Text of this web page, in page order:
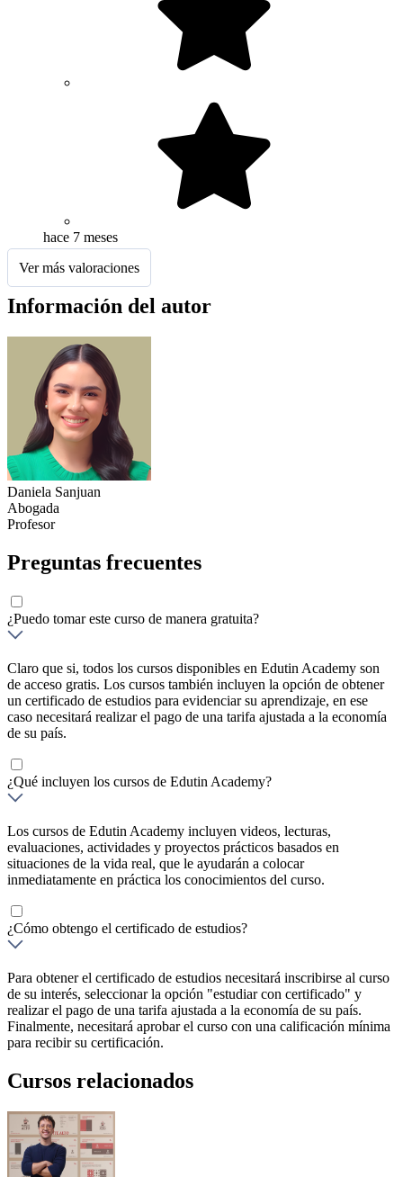
hace 7 meses
Ver más valoraciones
Información del autor
Daniela Sanjuan
Abogada
Profesor
Preguntas frecuentes
¿Puedo tomar este curso de manera gratuita?
Claro que si, todos los cursos disponibles en Edutin Academy son
de acceso gratis. Los cursos también incluyen la opción de obtener
un certificado de estudios para evidenciar su aprendizaje, en ese
caso necesitará realizar el pago de una tarifa ajustada a la economía
de su país.
¿Qué incluyen los cursos de Edutin Academy?
Los cursos de Edutin Academy incluyen videos, lecturas,
evaluaciones, actividades y proyectos prácticos basados en
situaciones de la vida real, que le ayudarán a colocar
inmediatamente en práctica los conocimientos del curso.
¿Cómo obtengo el certificado de estudios?
Para obtener el certificado de estudios necesitará inscribirse al curso
de su interés, seleccionar la opción "estudiar con certificado" y
realizar el pago de una tarifa ajustada a la economía de su país.
Finalmente, necesitará aprobar el curso con una calificación mínima
para recibir su certificación.
Cursos relacionados